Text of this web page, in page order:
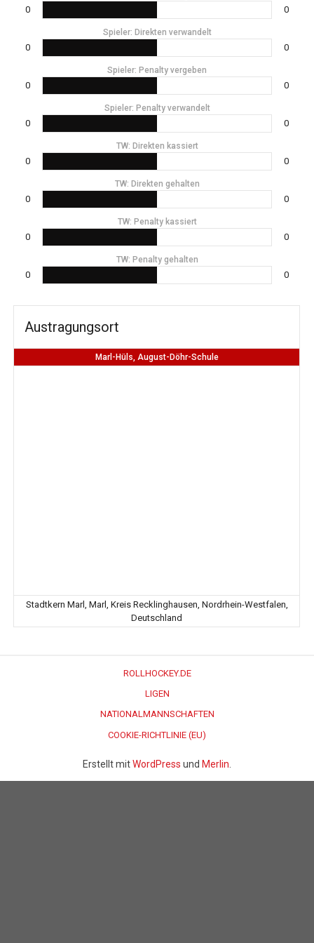
0 0
Spieler: Direkten verwandelt
0 0
Spieler: Penalty vergeben
0 0
Spieler: Penalty verwandelt
0 0
TW: Direkten kassiert
0 0
TW: Direkten gehalten
0 0
TW: Penalty kassiert
0 0
TW: Penalty gehalten
0 0
Austragungsort
Marl-Hüls, August-Döhr-Schule
Stadtkern Marl, Marl, Kreis Recklinghausen, Nordrhein-Westfalen,
Deutschland
ROLLHOCKEY.DE
LIGEN
NATIONALMANNSCHAFTEN
COOKIE-RICHTLINIE (EU)
Erstellt mitWordPress und Merlin